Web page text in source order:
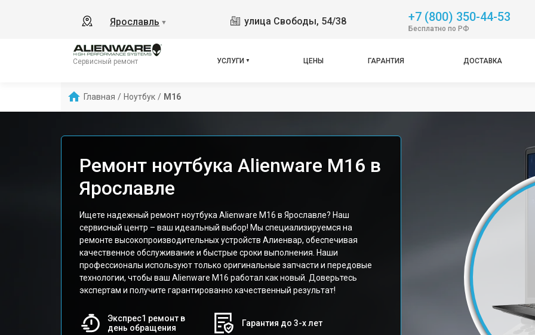
Ярославль ▼ улица Свободы, 54/38 +7 (800) 350-44-53
Бесплатно по РФ
Сервисный ремонт УСЛУГИ ЦЕНЫ ГАРАНТИЯ ДОСТАВКА
Главная / Ноутбук / M16
Ремонт ноутбука Alienware M16 в
Ярославле
Ищете надежный ремонт ноутбука Alienware M16 в Ярославле? Наш
сервисный центр – ваш идеальный выбор! Мы специализируемся на
ремонте высокопроизводительных устройств Алиенвар, обеспечивая
качественное обслуживание и быстрые сроки выполнения. Наши
профессионалы используют только оригинальные запчасти и передовые
технологии, чтобы ваш Alienware M16 работал как новый. Доверьтесь
экспертам и получите гарантированно качественный результат!
Экспрес1 ремонт в
день обращения
Гарантия до 3-х лет